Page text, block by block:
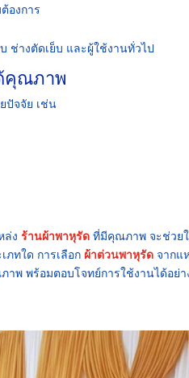
องการ
ช่างตัดเย็บ และผู้ใช้งานทั่วไป
คุณภาพ
ปัจจัย เช่น
ล่ง ร้านผ้าพาหุรัด ที่มีคุณภาพ จะช่วย
ภทใด การเลือก ผ้าต่วนพาหุรัด จากแ
พ พร้อมตอบโจทย์การใช้งานได้อย่